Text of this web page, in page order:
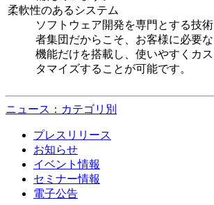
柔軟性のあるシステム
ソフトウェア開発を専門とする技術
者集団だからこそ、お客様に必要な
機能だけを搭載し、使いやすくカス
タマイズすることが可能です。
ニュース：カテゴリ別
プレスリリース
お知らせ
イベント情報
セミナー情報
電子公告